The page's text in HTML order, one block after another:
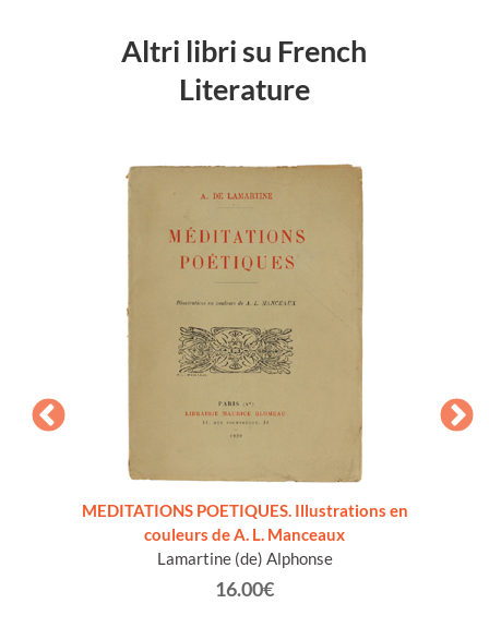
Altri libri su French
Literature
MEDITATIONS POETIQUES. Illustrations en
couleurs de A. L. Manceaux
Lamartine (de) Alphonse
16.00€